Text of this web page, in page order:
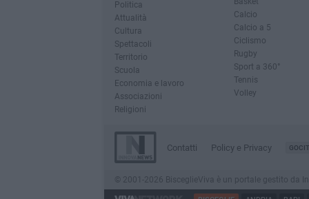
Politica
Attualità
Cultura
Spettacoli
Territorio
Scuola
Economia e lavoro
Associazioni
Religioni
Calcio
Calcio a 5
Ciclismo
Rugby
Sport a 360°
Tennis
Volley
Contatti Policy e Privacy
© 2001-2026 BisceglieViva è un portale gestito da